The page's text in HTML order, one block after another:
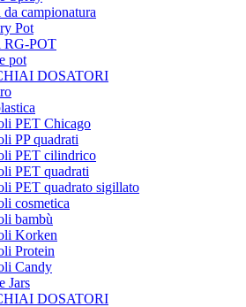
da campionatura
Pot
RG-POT
pot
DOSATORI
PET Chicago
PP quadrati
PET cilindrico
PET quadrati
PET quadrato sigillato
cosmetica
bambù
Korken
Protein
Candy
Jars
DOSATORI